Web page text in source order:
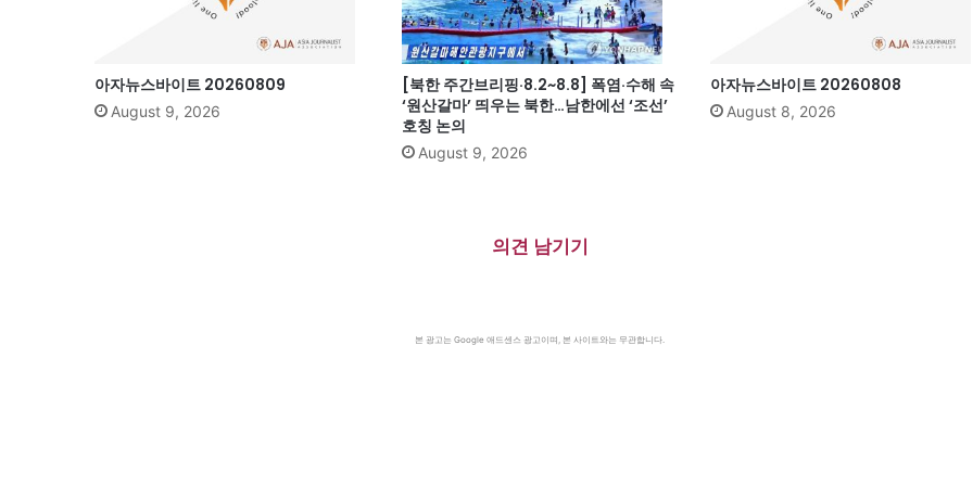
아자뉴스바이트 20260809
August 9, 2026
[북한 주간브리핑·8.2~8.8] 폭염·수해 속
‘원산갈마’ 띄우는 북한…남한에선 ‘조선’
호칭 논의
August 9, 2026
아자뉴스바이트 20260808
August 8, 2026
의견 남기기
본 광고는 Google 애드센스 광고이며, 본 사이트와는 무관합니다.